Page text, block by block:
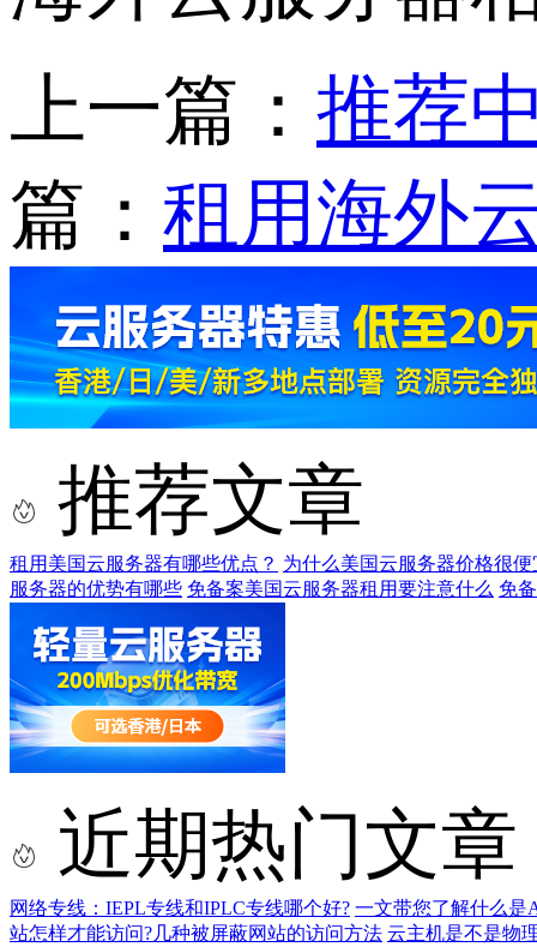
上一篇： 推荐
篇： 租用海外
推荐文章
租用美国云服务器有哪些优点？ 为什么美国云服务器价格很便
服务器的优势有哪些 免备案美国云服务器租用要注意什么 免
近期热门文章
网络专线：IEPL专线和IPLC专线哪个好? 一文带您了解什么是
站怎样才能访问?几种被屏蔽网站的访问方法 云主机是不是物